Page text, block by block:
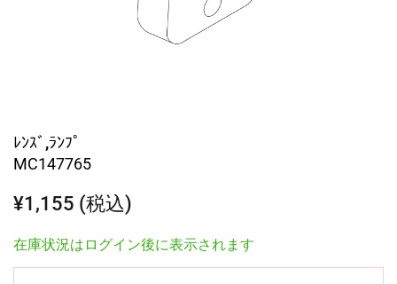
ﾚﾝｽﾞ,ﾗﾝﾌﾟ
MC147765
¥1,155 (税込)
在庫状況はログイン後に表示されます